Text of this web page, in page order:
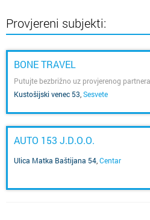
Provjereni subjekti:
BONE TRAVEL
Putujte bezbrižno uz provjerenog partnera.
Kustošijski venec 53 Sesvete
AUTO 153 J.D.O.O.
Ulica Matka Baštijana 54 Centar